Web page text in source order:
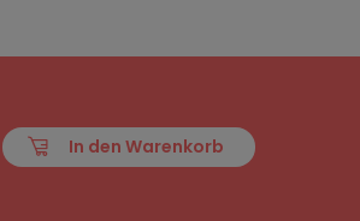
In den Warenkorb